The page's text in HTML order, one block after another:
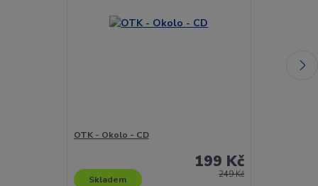
OTK - Okolo - CD
249 Kč
199 Kč
Skladem